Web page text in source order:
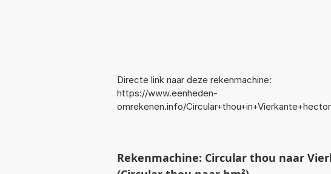
Directe link naar deze rekenmachine:
https://www.eenheden-
omrekenen.info/
Rekenmachine: Circular thou naar